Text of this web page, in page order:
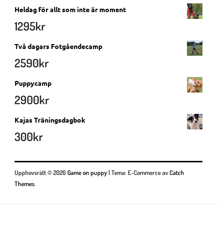
Heldag för allt som inte är moment
1295kr
Två dagars Fotgåendecamp
2590kr
Puppycamp
2900kr
Kajas Träningsdagbok
300kr
Upphovsrätt © 2026Game on puppy|Tema: E-Commerce avCatch
Themes.